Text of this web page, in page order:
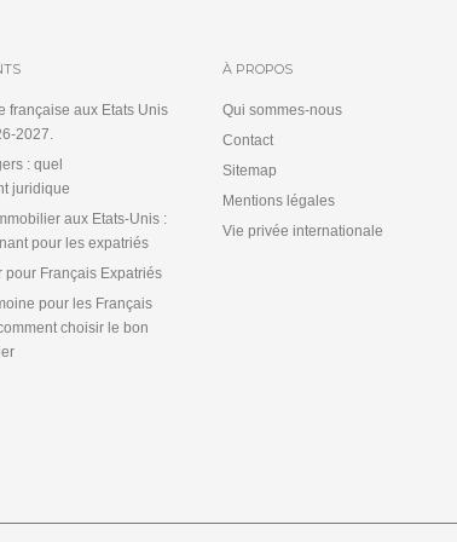
française aux Etats Unis
2027.
: quel
juridique
aux Etats-Unis :
pour les expatriés
pour Français Expatriés
pour les Français
choisir le bon
À PROPOS
Qui sommes-nous
Contact
Sitemap
Mentions légales
Vie privée internationale